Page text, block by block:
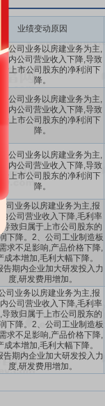
业绩变动原因
系公司业务以房建业务为主,
内公司营业收入下降,导致
于上市公司股东的净利润下
降。
系公司业务以房建业务为主,
期内公司营业收入下降,导致
上市公司股东的净利润下
降。
系公司业务以房建业务为主,
期内公司营业收入下降,导致
于上市公司股东的净利润下
降。
司业务以房建业务为主,报
内公司营业收入下降,毛利率
,导致归属于上市公司股东的
下降。2、公司工业制造板
求不足影响,产品价格下降,
成本增加,毛利大幅下降。
告期内企业加大研发投入力
度,研发费用增加。
司业务以房建业务为主,报
公司营业收入下降,毛利率
导致归属于上市公司股东的
下降。2、公司工业制造板
求不足影响,产品价格下降,
成本增加,毛利大幅下降。
告期内企业加大研发投入力
度,研发费用增加。